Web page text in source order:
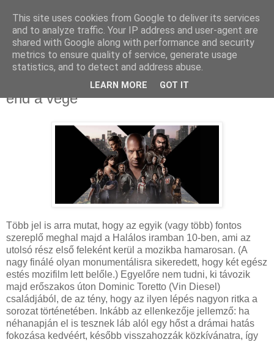
2023. április 24., hétfő
Halálos iramban 10: Nem lesz happy
end a vége
Több jel is arra mutat, hogy az egyik (vagy több) fontos
szereplő meghal majd a Halálos iramban 10-ben, ami az
utolsó rész első feleként kerül a mozikba hamarosan. (A
nagy finálé olyan monumentálisra sikeredett, hogy két egész
estés mozifilm lett belőle.) Egyelőre nem tudni, ki távozik
majd erőszakos úton Dominic Toretto (Vin Diesel)
családjából, de az tény, hogy az ilyen lépés nagyon ritka a
sorozat történetében. Inkább az ellenkezője jellemző: ha
néhanapján el is tesznek láb alól egy hőst a drámai hatás
fokozása kedvéért, később visszahozzák közkívánatra, így
This site uses cookies from Google to deliver its services
and to analyze traffic. Your IP address and user-agent are
shared with Google along with performance and security
metrics to ensure quality of service, generate usage
statistics, and to detect and address abuse.
LEARN MORE GOT IT